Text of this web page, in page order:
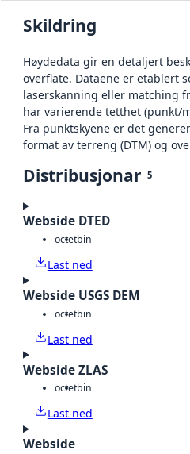
Skildring
Høydedata gir en detaljert
overflate. Dataene er etablert
laserskanning eller matching
har varierende tetthet (punkt/
Fra punktskyene er det
format av terreng (DTM) og
Distribusjonar 5
Webside DTED
octetbin
Last ned
Webside USGS DEM
octetbin
Last ned
Webside ZLAS
octetbin
Last ned
Webside